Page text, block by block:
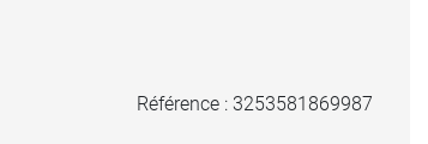
Référence : 3253581869987